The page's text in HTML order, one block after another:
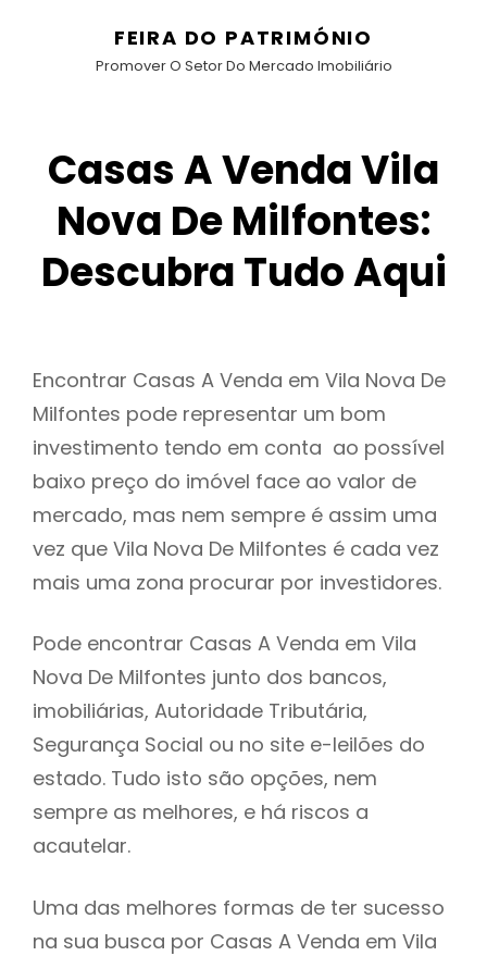
FEIRA DO PATRIMÓNIO
Promover O Setor Do Mercado Imobiliário
Casas A Venda Vila
Nova De Milfontes:
Descubra Tudo Aqui
Encontrar Casas A Venda em Vila Nova De
Milfontes pode representar um bom
investimento tendo em conta ao possível
baixo preço do imóvel face ao valor de
mercado, mas nem sempre é assim uma
vez que Vila Nova De Milfontes é cada vez
mais uma zona procurar por investidores.
Pode encontrar Casas A Venda em Vila
Nova De Milfontes junto dos bancos,
imobiliárias, Autoridade Tributária,
Segurança Social ou no site e-leilões do
estado. Tudo isto são opções, nem
sempre as melhores, e há riscos a
acautelar.
Uma das melhores formas de ter sucesso
na sua busca por Casas A Venda em Vila